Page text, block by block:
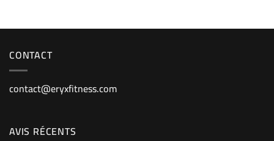
CONTACT
contact@eryxfitness.com
AVIS RÉCENTS